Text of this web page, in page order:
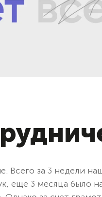
Всего за 3 недели
еще 3 месяца было на